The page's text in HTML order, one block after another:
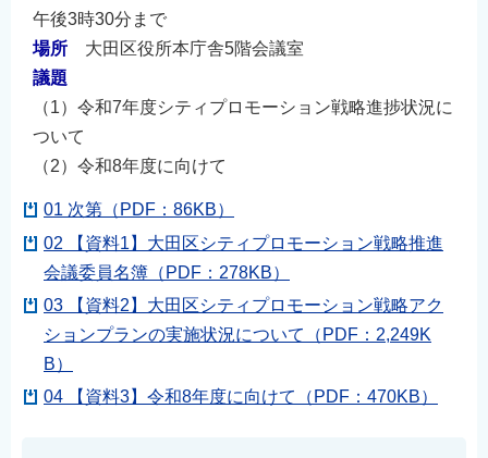
午後3時30分まで
場所 大田区役所本庁舎5階会議室
議題
（1）令和7年度シティプロモーション戦略進捗状況に
ついて
（2）令和8年度に向けて
01 次第（PDF：86KB）
02 【資料1】大田区シティプロモーション戦略推進
会議委員名簿（PDF：278KB）
03 【資料2】大田区シティプロモーション戦略アク
ションプランの実施状況について（PDF：2,249K
B）
04 【資料3】令和8年度に向けて（PDF：470KB）